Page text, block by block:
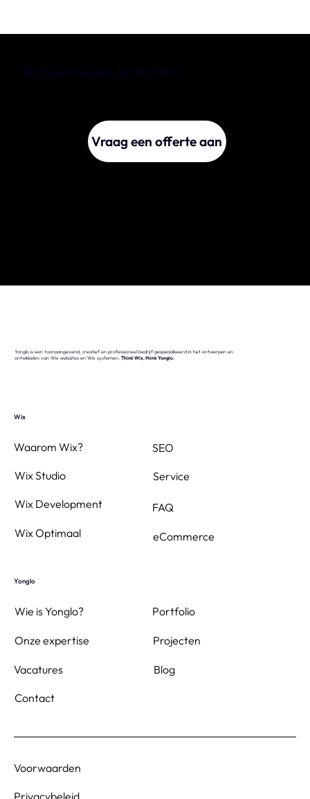
Wil je samenwerken met ons team?
We staan klaar om je te helpen!
Vraag een offerte aan
Yonglo is een toonaangevend, creatief en professioneel bedrijf gespecialiseerd in het ontwerpen en
ontwikkelen van Wix websites en Wix systemen. Think Wix, think Yonglo.
Wix
Waarom Wix?
Wix Studio
Wix Development
Wix Optimaal
SEO
eCommerce
Service
FAQ
Yonglo
Wie is Yonglo?
Onze expertise
Vacatures
Contact
Portfolio
Projecten
Blog
Voorwaarden
Privacybeleid